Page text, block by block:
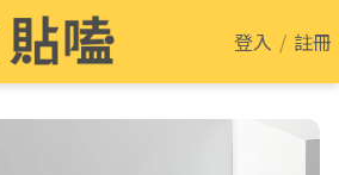
登入 / 註冊